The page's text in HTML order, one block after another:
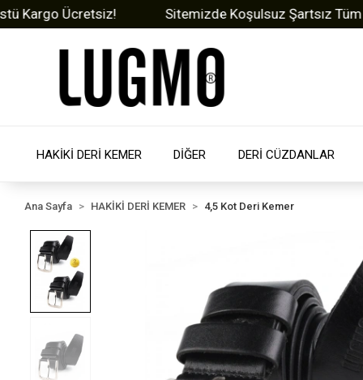
Ücretsiz! Sitemizde Koşulsuz Şartsız Tüm
HAKİKİ DERİ KEMER DİĞER DERİ CÜZDANLAR
Ana Sayfa HAKİKİ DERİ KEMER 4,5 Kot Deri Kemer